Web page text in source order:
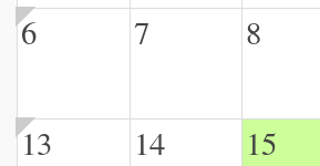
6 7 8
13 14 15